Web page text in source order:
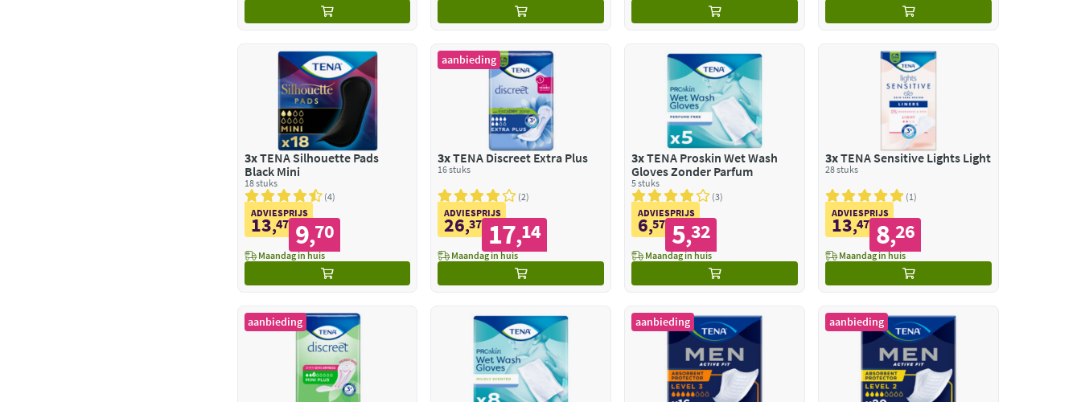
3xTENA Silhouette Pads
Black Mini
18 stuks
4
ADVIESPRIJS
13,47 9,70
Maandag in huis
aanbieding
3xTENA Discreet Extra Plus
16 stuks
2
ADVIESPRIJS
26,37 17,14
Maandag in huis
3xTENA Proskin Wet Wash
Gloves Zonder Parfum
5 stuks
3
ADVIESPRIJS
6,57 5,32
Maandag in huis
3xTENA Sensitive Lights Light
28 stuks
1
ADVIESPRIJS
13,47 8,26
Maandag in huis
aanbieding aanbieding aanbieding